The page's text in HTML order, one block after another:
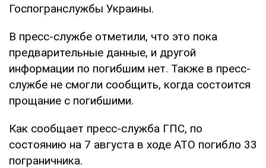
Госпогранслужбы Украины.
В пресс-службе отметили, что это пока
предварительные данные, и другой
информации по погибшим нет. Также в пресс-
службе не смогли сообщить, когда состоится
прощание с погибшими.
Как сообщает пресс-служба ГПС, по
состоянию на 7 августа в ходе АТО погибло 33
пограничника.